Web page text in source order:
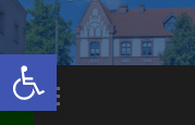
Open toolbar
Toggle